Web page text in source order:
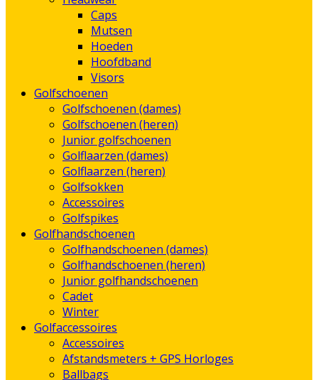
Caps
Mutsen
Hoeden
Hoofdband
Visors
Golfschoenen
Golfschoenen (dames)
Golfschoenen (heren)
Junior golfschoenen
Golflaarzen (dames)
Golflaarzen (heren)
Golfsokken
Accessoires
Golfspikes
Golfhandschoenen
Golfhandschoenen (dames)
Golfhandschoenen (heren)
Junior golfhandschoenen
Cadet
Winter
Golfaccessoires
Accessoires
Afstandsmeters + GPS Horloges
Ballbags